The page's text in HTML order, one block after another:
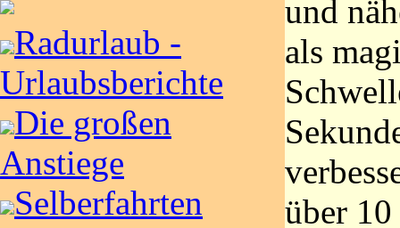
Radurlaub -
Urlaubsberichte
Die großen
Anstiege
Selberfahrten
und
als
über